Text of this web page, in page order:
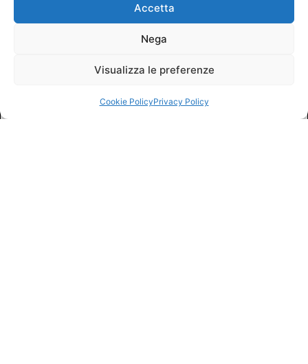
Accetta
Nega
Visualizza le preferenze
Cookie PolicyPrivacy Policy